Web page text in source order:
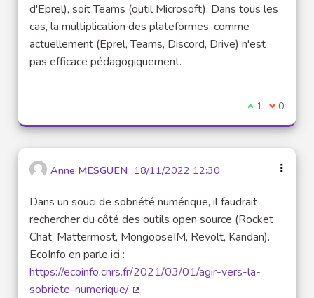
d'Eprel), soit Teams (outil Microsoft). Dans tous les
cas, la multiplication des plateformes, comme
actuellement (Eprel, Teams, Discord, Drive) n'est
pas efficace pédagogiquement.
I agree with
1 I 0
Anne MESGUEN 18/11/2022 12:30
Dans un souci de sobriété numérique, il faudrait
rechercher du côté des outils open source (Rocket
Chat, Mattermost, MongooseIM, Revolt, Kandan).
EcoInfo en parle ici :
https://ecoinfo.cnrs.fr/2021/03/01/agir-vers-la-
sobriete-numerique/